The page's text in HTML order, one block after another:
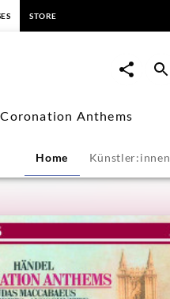
STORE
Anthems
Home Künstler:innen